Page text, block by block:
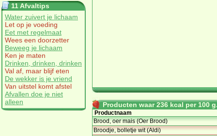
11 Afvaltips
Water zuivert je lichaam
Let op je voeding
Eet met regelmaat
Wees een doorzetter
Beweeg je lichaam
Ken je maten
Drinken, drinken, drinken
Val af, maar blijf eten
De wekker is je vriend
Van uitstel komt afstel
Afvallen doe je niet
alleen
Producten waar 236 kcal per 100
Productnaam
Brood, oer mais (Oer Brood)
Broodje, bolletje wit (Aldi)